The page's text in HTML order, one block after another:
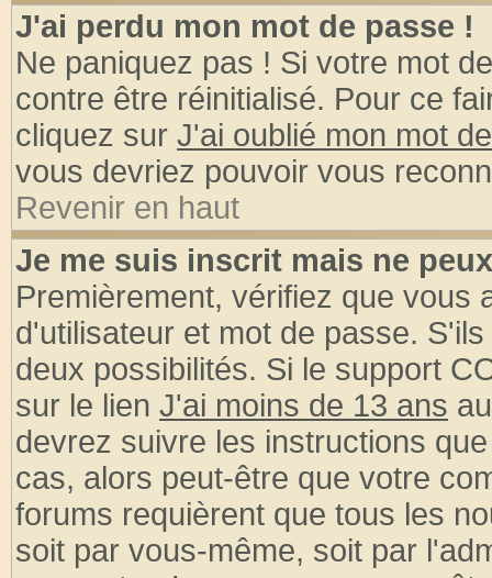
J'ai perdu mon mot de passe !
Ne paniquez pas ! Si votre mot
contre être réinitialisé. Pour ce
cliquez sur J'ai oublié mon mot
vous devriez pouvoir vous
Revenir en haut
Je me suis inscrit mais ne
Premièrement, vérifiez que vous
d'utilisateur et mot de passe.
deux possibilités. Si le support
sur le lien J'ai moins de 13 ans
devrez suivre les instructions
cas, alors peut-être que votre
forums requièrent que tous les
soit par vous-même, soit par